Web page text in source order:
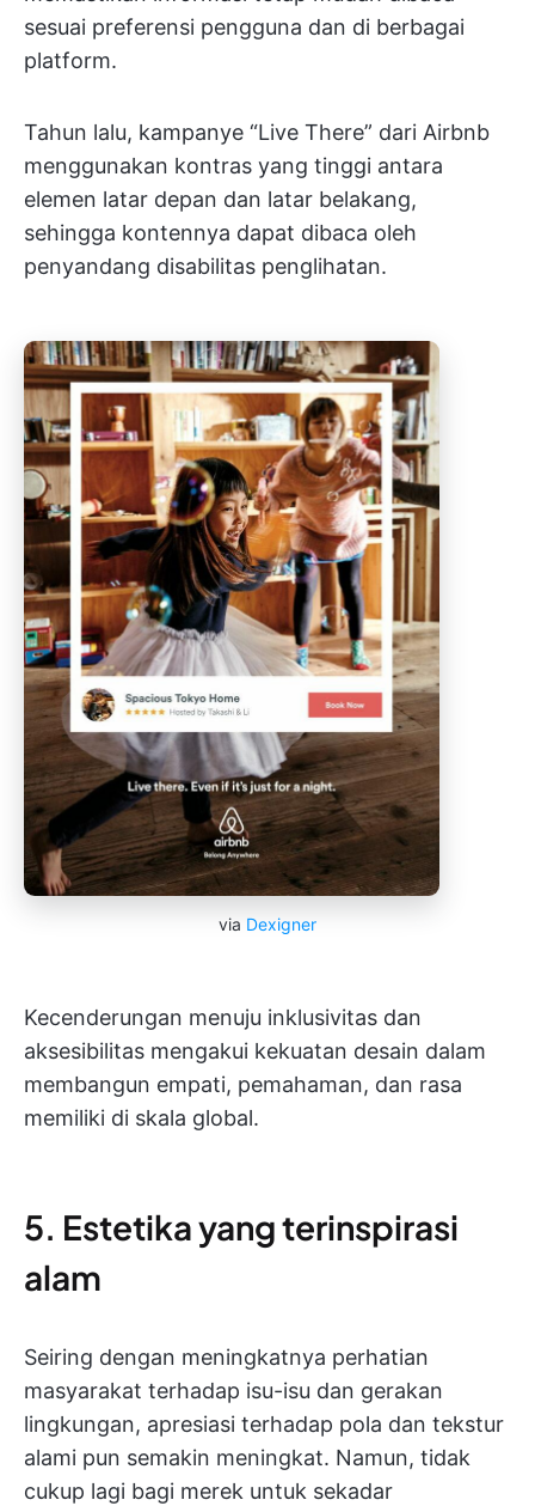
sesuai preferensi pengguna dan di berbagai
platform.
Tahun lalu, kampanye “Live There” dari Airbnb
menggunakan kontras yang tinggi antara
elemen latar depan dan latar belakang,
sehingga kontennya dapat dibaca oleh
penyandang disabilitas penglihatan.
via Dexigner
Kecenderungan menuju inklusivitas dan
aksesibilitas mengakui kekuatan desain dalam
membangun empati, pemahaman, dan rasa
memiliki di skala global.
5. Estetika yang terinspirasi
alam
Seiring dengan meningkatnya perhatian
masyarakat terhadap isu-isu dan gerakan
lingkungan, apresiasi terhadap pola dan tekstur
alami pun semakin meningkat. Namun, tidak
cukup lagi bagi merek untuk sekadar